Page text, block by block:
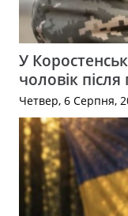
У
чоловік
Четвер, 6 Серпня,